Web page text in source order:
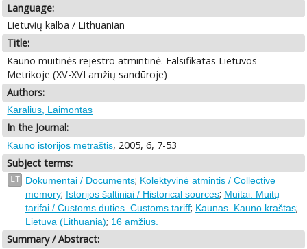
Language:
Lietuvių kalba / Lithuanian
Title:
Kauno muitinės rejestro atmintinė. Falsifikatas Lietuvos
Metrikoje (XV-XVI amžių sandūroje)
Authors:
Karalius, Laimontas
In the Journal:
Kauno istorijos metraštis, 2005, 6, 7-53
Subject terms:
LT Dokumentai / Documents; Kolektyvinė atmintis / Collective
memory; Istorijos šaltiniai / Historical sources; Muitai. Muitų
tarifai / Customs duties. Customs tariff; Kaunas. Kauno kraštas;
Lietuva (Lithuania); 16 amžius.
Summary / Abstract: